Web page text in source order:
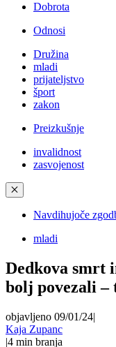
Dobrota
Odnosi
Družina
mladi
prijateljstvo
šport
zakon
Preizkušnje
invalidnost
zasvojenost
✕
Navdihujoče
mladi
Dedkova smrt
bolj povezali
objavljeno 09/01/24|
Kaja Zupanc
|4 min branja